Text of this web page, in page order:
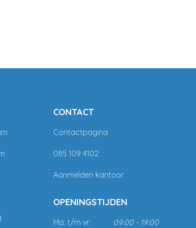
CONTACT
Contactpagina
085 109 4102
Aanmelden kantoor
OPENINGSTIJDEN
Ma. t/m vr. 09:00 - 19:00